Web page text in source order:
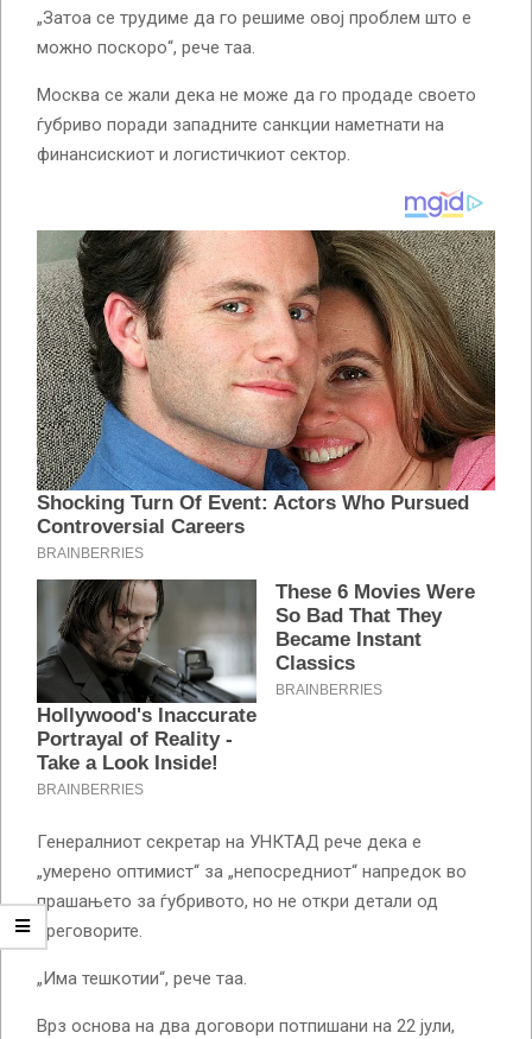
„Затоа се трудиме да го решиме овој проблем што е
можно поскоро“, рече таа.
Москва се жали дека не може да го продаде своето
ѓубриво поради западните санкции наметнати на
финансискиот и логистичкиот сектор.
Генералниот секретар на УНКТАД рече дека е
„умерено оптимист“ за „непосредниот“ напредок во
прашањето за ѓубривото, но не откри детали од
преговорите.
„Има тешкотии“, рече таа.
Врз основа на два договори потпишани на 22 јули,